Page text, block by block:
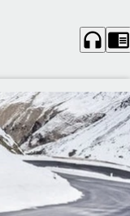
headphones chrome_reader_mode